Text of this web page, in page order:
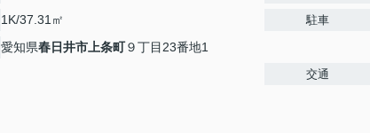
1K/37.31㎡
愛知県春日井市 上条町９丁目23番地1
駐車
交通